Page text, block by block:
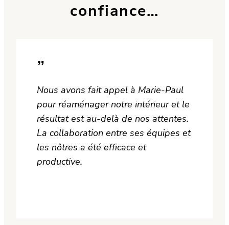
confiance…
”
Nous avons fait appel à Marie-Paul
pour réaménager notre intérieur et le
résultat est au-delà de nos attentes.
La collaboration entre ses équipes et
les nôtres a été efficace et
productive.